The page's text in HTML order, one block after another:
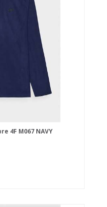
4F M067 NAVY